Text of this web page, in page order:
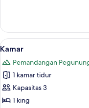
Kabin
Lihat
semua
foto
untuk
Kamar
4
Kamar
Pemandangan
1 kamar tidur
Kapasitas 3
1 king